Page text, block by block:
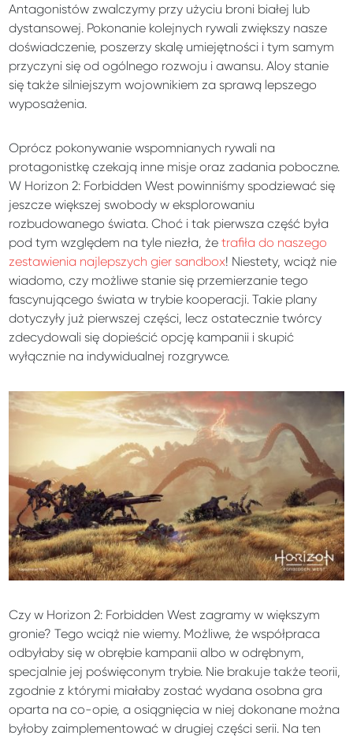
Antagonistów zwalczymy przy użyciu broni białej lub
dystansowej. Pokonanie kolejnych rywali zwiększy nasze
doświadczenie, poszerzy skalę umiejętności i tym samym
przyczyni się od ogólnego rozwoju i awansu. Aloy stanie
się także silniejszym wojownikiem za sprawą lepszego
wyposażenia.
Oprócz pokonywanie wspomnianych rywali na
protagonistkę czekają inne misje oraz zadania poboczne.
W Horizon 2: Forbidden West powinniśmy spodziewać się
jeszcze większej swobody w eksplorowaniu
rozbudowanego świata. Choć i tak pierwsza część była
pod tym względem na tyle niezła, żetrafiła do naszego
zestawienia najlepszych gier sandbox! Niestety, wciąż nie
wiadomo, czy możliwe stanie się przemierzanie tego
fascynującego świata w trybie kooperacji. Takie plany
dotyczyły już pierwszej części, lecz ostatecznie twórcy
zdecydowali się dopieścić opcję kampanii i skupić
wyłącznie na indywidualnej rozgrywce.
Czy w Horizon 2: Forbidden West zagramy w większym
gronie? Tego wciąż nie wiemy. Możliwe, że współpraca
odbyłaby się w obrębie kampanii albo w odrębnym,
specjalnie jej poświęconym trybie. Nie brakuje także teorii,
zgodnie z którymi miałaby zostać wydana osobna gra
oparta na co-opie, a osiągnięcia w niej dokonane można
byłoby zaimplementować w drugiej części serii. Na ten